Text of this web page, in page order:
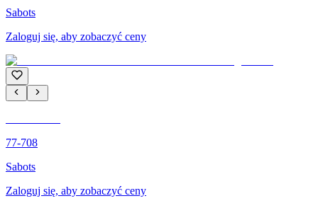
Sabots
Zaloguj się, aby zobaczyć ceny
77-708
Sabots
Zaloguj się, aby zobaczyć ceny